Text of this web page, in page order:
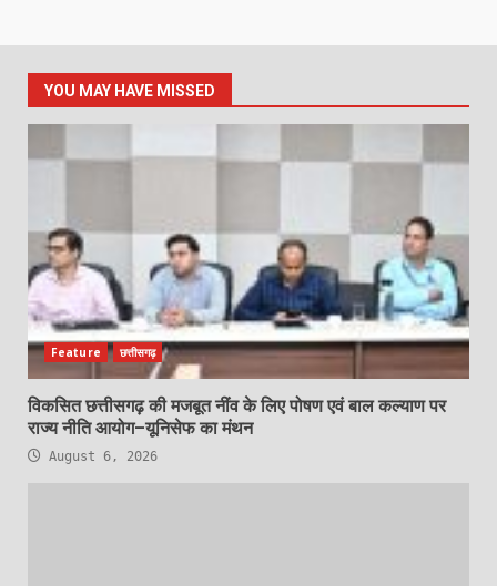
YOU MAY HAVE MISSED
Feature छत्तीसगढ़
विकसित छत्तीसगढ़ की मजबूत नींव के लिए पोषण एवं बाल कल्याण पर
राज्य नीति आयोग–यूनिसेफ का मंथन
August 6, 2026